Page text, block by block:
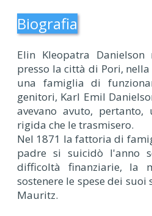
Biografia
Elin Kleopatra
presso la città di Pori,
una famiglia di
genitori, Karl Emil
avevano avuto, pertanto,
rigida che le trasmisero.
Nel 1871 la fattoria di
padre si suicidò l'anno
difficoltà finanziarie, la
sostenere le spese dei
Mauritz.